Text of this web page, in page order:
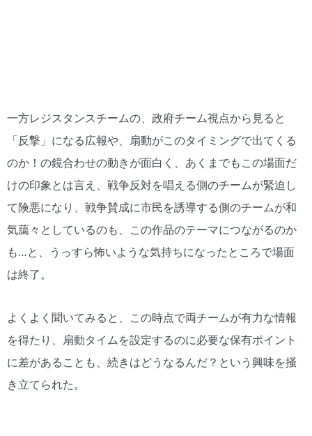
一方レジスタンスチームの、政府チーム視点から見ると
「反撃」になる広報や、扇動がこのタイミングで出てくる
のか！の鏡合わせの動きが面白く、あくまでもこの場面だ
けの印象とは言え、戦争反対を唱える側のチームが緊迫し
て険悪になり、戦争賛成に市民を誘導する側のチームが和
気藹々としているのも、この作品のテーマにつながるのか
も…と、うっすら怖いような気持ちになったところで場面
は終了。
よくよく聞いてみると、この時点で両チームが有力な情報
を得たり、扇動タイムを設定するのに必要な保有ポイント
に差があることも、続きはどうなるんだ？という興味を掻
き立てられた。